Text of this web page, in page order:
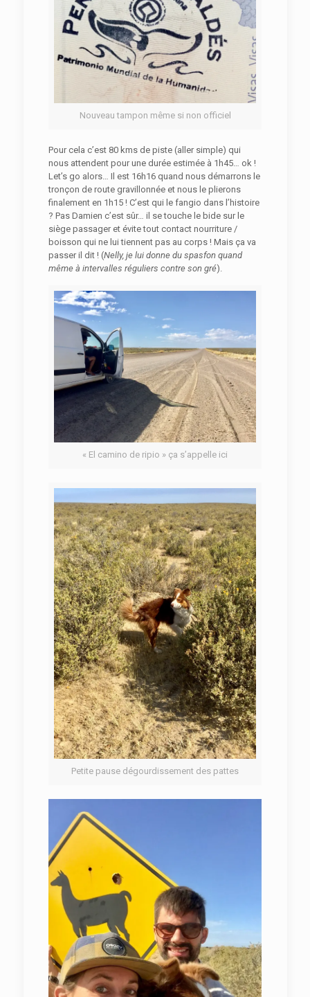
Nouveau tampon même si non officiel
Pour cela c’est 80 kms de piste (aller simple) qui
nous attendent pour une durée estimée à 1h45… ok !
Let’s go alors… Il est 16h16 quand nous démarrons le
tronçon de route gravillonnée et nous le plierons
finalement en 1h15 ! C’est qui le fangio dans l’histoire
? Pas Damien c’est sûr… il se touche le bide sur le
siège passager et évite tout contact nourriture /
boisson qui ne lui tiennent pas au corps ! Mais ça va
passer il dit ! (Nelly, je lui donne du spasfon quand
même à intervalles réguliers contre son gré).
« El camino de ripio » ça s’appelle ici
Petite pause dégourdissement des pattes